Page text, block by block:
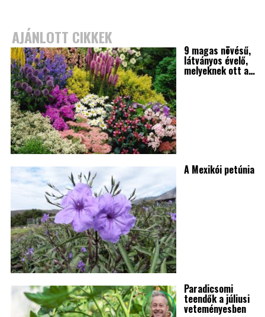
AJÁNLOTT CIKKEK
9 magas növésű,
látványos évelő,
melyeknek ott a…
A Mexikói petúnia
Paradicsomi
teendők a júliusi
veteményesben